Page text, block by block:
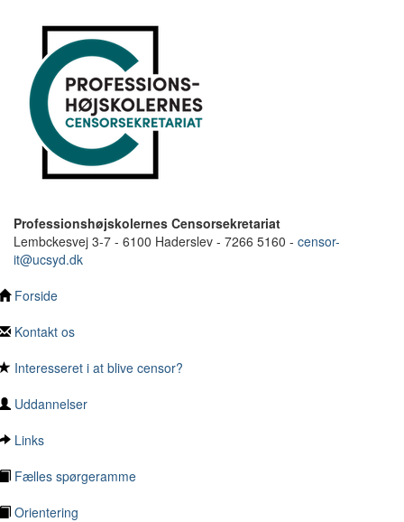
Professionshøjskolernes Censorsekretariat
Lembckesvej 3-7 - 6100 Haderslev - 7266 5160 - censor-
it@ucsyd.dk
Forside
Kontakt os
Interesseret i at blive censor?
Uddannelser
Links
Fælles spørgeramme
Orientering